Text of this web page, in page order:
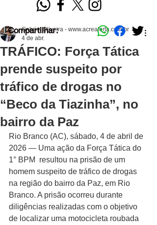
TRÁFICO: Força Tática
prende suspeito por
tráfico de drogas no
“Beco da Tiazinha”, no
bairro da Paz
Gabriel Oliveira - www.acrealerta.com.br
4 de abr.
Rio Branco (AC), sábado, 4 de abril de
2026 — Uma ação da Força Tática do
1° BPM  resultou na prisão de um
homem suspeito de tráfico de drogas
na região do bairro da Paz, em Rio
Branco. A prisão ocorreu durante
diligências realizadas com o objetivo
de localizar uma motocicleta roubada
Compartilhar: